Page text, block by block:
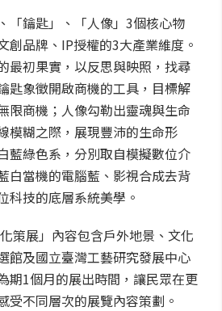
「鑰匙」、「人像」3個核心物
創品牌、IP授權的3大產業維度。
最初果實，以反思與映照，找尋
匙象徵開啟商機的工具，目標解
限商機；人像勾勒出靈魂與生命
模糊之際，展現豐沛的生命形
藍綠色系，分別取自模擬數位介
白當機的電腦藍、影視合成去背
科技的底層系統美學。
策展」內容包含戶外地景、文化
館及國立臺灣工藝研究發展中心
期1個月的展出時間，讓民眾在更
受不同層次的展覽內容策劃。